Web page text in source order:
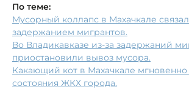
По теме:
Мусорный коллапс в Махачкале
задержанием мигрантов.
Во Владикавказе из-за задержаний
приостановили вывоз мусора.
Какающий кот в Махачкале
состояния ЖКХ города.